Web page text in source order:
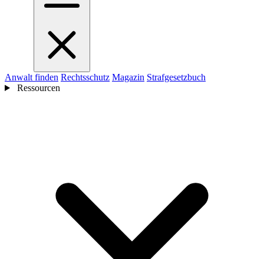
Anwalt finden Rechtsschutz Magazin Strafgesetzbuch
Ressourcen